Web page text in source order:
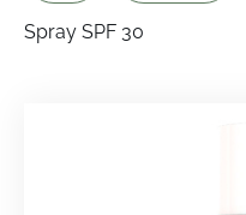
Spray SPF 30